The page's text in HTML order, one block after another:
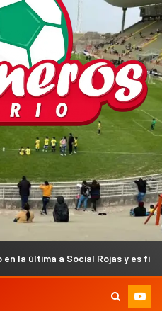
Rojas y es finalista del Anual